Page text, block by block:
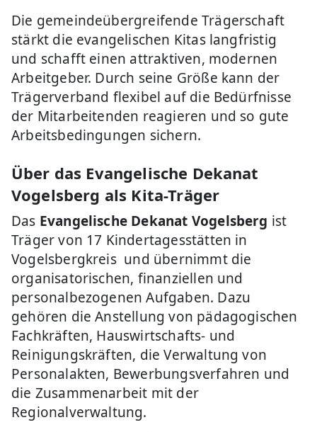
Die gemeindeübergreifende Trägerschaft
stärkt die evangelischen Kitas langfristig
und schafft einen attraktiven, modernen
Arbeitgeber. Durch seine Größe kann der
Trägerverband flexibel auf die Bedürfnisse
der Mitarbeitenden reagieren und so gute
Arbeitsbedingungen sichern.
Über das Evangelische Dekanat
Vogelsberg als Kita-Träger
Das Evangelische Dekanat Vogelsberg ist
Träger von 17 Kindertagesstätten in
Vogelsbergkreis und übernimmt die
organisatorischen, finanziellen und
personalbezogenen Aufgaben. Dazu
gehören die Anstellung von pädagogischen
Fachkräften, Hauswirtschafts- und
Reinigungskräften, die Verwaltung von
Personalakten, Bewerbungsverfahren und
die Zusammenarbeit mit der
Regionalverwaltung.